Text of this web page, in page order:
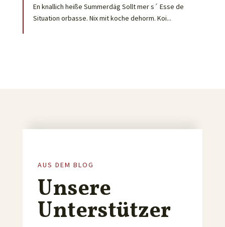
En knallich heiße Summerdäg Sollt mer s´ Esse de
Situation orbasse. Nix mit koche dehorm. Koi...
AUS DEM BLOG
Unsere
Unterstützer